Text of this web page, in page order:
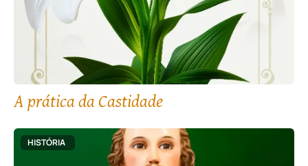
A prática da Castidade
HISTÓRIA